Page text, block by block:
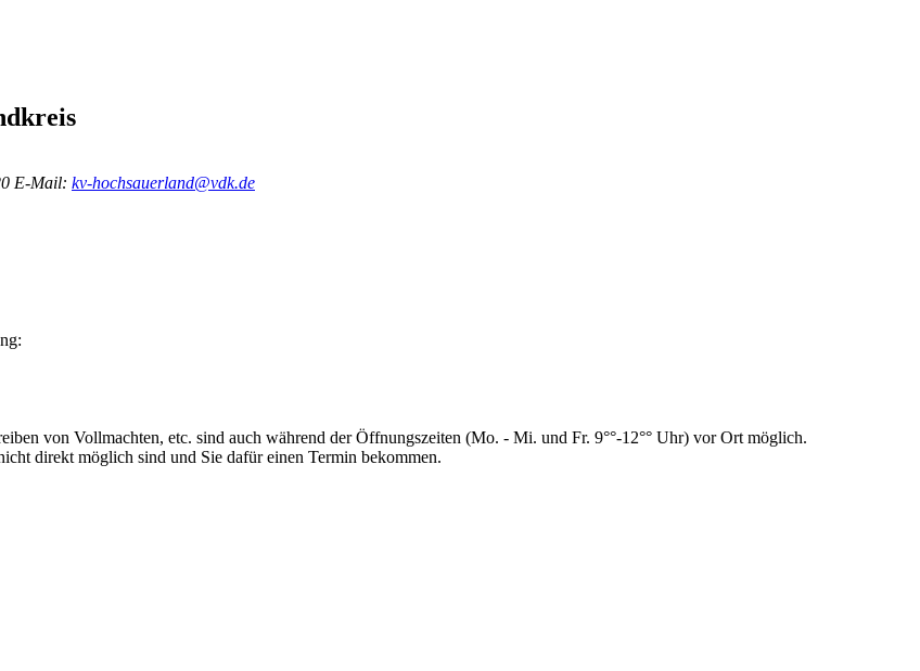
E-Mail: kv-hochsauerland@vdk.de
von Vollmachten, etc. sind auch während der Öffnungszeiten (Mo. - Mi. und Fr. 9°°-12°° Uhr) vor Ort möglich.
direkt möglich sind und Sie dafür einen Termin bekommen.